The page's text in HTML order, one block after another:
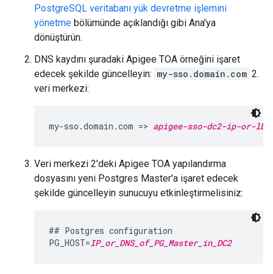
PostgreSQL veritabanı yük devretme işlemini
yönetme bölümünde açıklandığı gibi Ana'ya
dönüştürün.
DNS kaydını şuradaki Apigee TOA örneğini işaret
edecek şekilde güncelleyin: my-sso.domain.com 2.
veri merkezi:
my-sso.domain.com => apigee-sso-dc2-ip-or-lb
Veri merkezi 2'deki Apigee TOA yapılandırma
dosyasını yeni Postgres Master'a işaret edecek
şekilde güncelleyin sunucuyu etkinleştirmelisiniz:
## Postgres configuration
PG_HOST=IP_or_DNS_of_PG_Master_in_DC2